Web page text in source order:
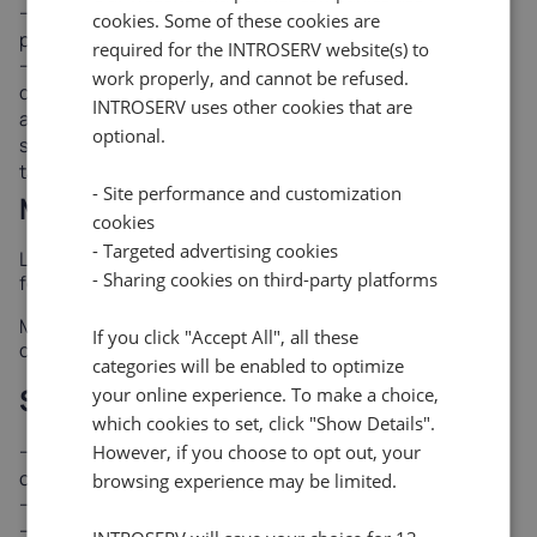
AMD EPYC : processeurs à nombre de cœurs élevé
pour les charges de travail parallèles
AMD Ryzen : processeurs économiques offrant
d'excellentes performances en mode monotâche,
adaptés aux charges de travail de développement, aux
serveurs de jeux, aux applications de petite à moyenne
taille et aux projets à budget serré.
Mémoire (RAM)
La capacité disponible varie de 16 Go à 2048 Go en
fonction de la plateforme :
Mémoire ECC DDR4 ou DDR5 pour l'intégrité des
données
Stockage
Disques durs : disques traditionnels de grande
capacité (1TB à 24TB+)
SSD d'entreprise : disques haute endurance (480 Go à
cookies. Some of these cookies are
required for the INTROSERV website(s) to
work properly, and cannot be refused.
INTROSERV uses other cookies that are
optional.
- Site performance and customization
cookies
- Targeted advertising cookies
- Sharing cookies on third-party platforms
If you click "Accept All", all these
categories will be enabled to optimize
your online experience. To make a choice,
which cookies to set, click "Show Details".
However, if you choose to opt out, your
browsing experience may be limited.